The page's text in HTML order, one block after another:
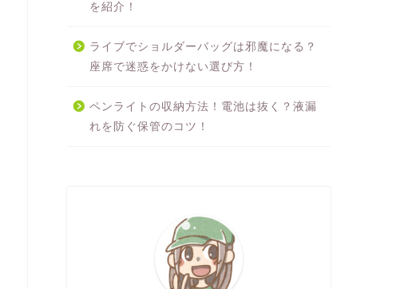
を紹介！
ライブでショルダーバッグは邪魔になる？
座席で迷惑をかけない選び方！
ペンライトの収納方法！電池は抜く？液漏
れを防ぐ保管のコツ！